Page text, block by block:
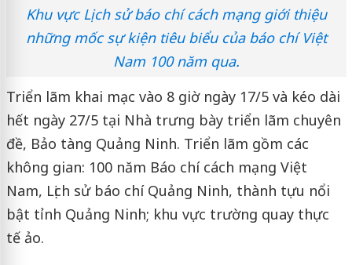
Khu vực Lịch sử báo chí cách mạng giới thiệu
những mốc sự kiện tiêu biểu của báo chí Việt
Nam 100 năm qua.
Triển lãm khai mạc vào 8 giờ ngày 17/5 và kéo dài
hết ngày 27/5 tại Nhà trưng bày triển lãm chuyên
đề, Bảo tàng Quảng Ninh. Triển lãm gồm các
không gian: 100 năm Báo chí cách mạng Việt
Nam, Lịch sử báo chí Quảng Ninh, thành tựu nổi
bật tỉnh Quảng Ninh; khu vực trường quay thực
tế ảo.